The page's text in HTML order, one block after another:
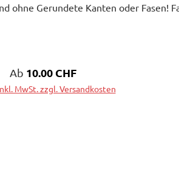
ohne Gerundete Kanten oder Fasen!
Regulärer Preis:
Ab 10.00 CHF
MwSt. zzgl. Versandkosten